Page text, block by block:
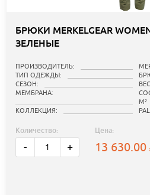
БРЮКИ MERKELGEAR
ЗЕЛЕНЫЕ
ПРОИЗВОДИТЕЛЬ:
ТИП ОДЕЖДЫ:
СЕЗОН:
МЕМБРАНА:
М²
КОЛЛЕКЦИЯ:
Количество:
- +
Цена:
13 630.00